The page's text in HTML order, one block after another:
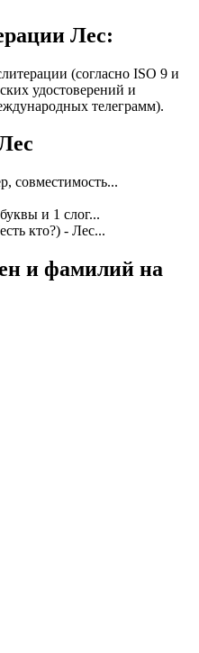
Лес:
(согласно ISO 9 и
удостоверений и
телеграмм).
совместимость...
и 1 слог...
кто?) - Лес...
и фамилий на